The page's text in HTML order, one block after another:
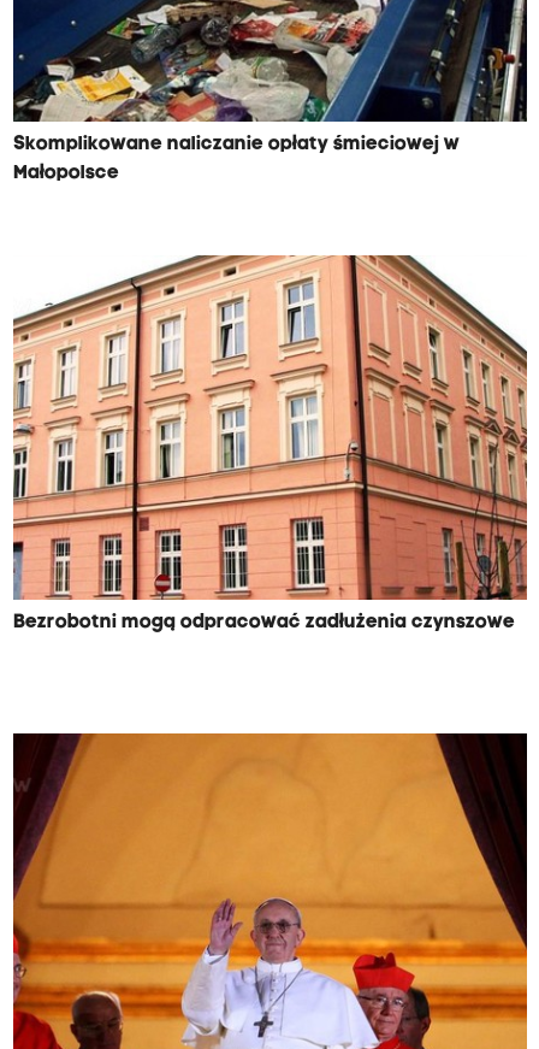
Skomplikowane naliczanie opłaty śmieciowej w
Małopolsce
Bezrobotni mogą odpracować zadłużenia czynszowe